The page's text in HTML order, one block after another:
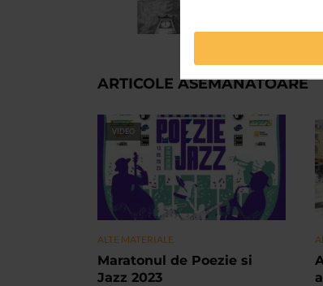
ARTICOLE ASEMANATOARE
VIDEO
ALTE MATERIALE
Maratonul de Poezie si
Jazz 2023
a